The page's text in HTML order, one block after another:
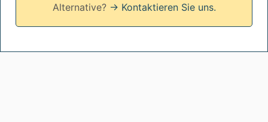
Alternative? → Kontaktieren Sie uns.